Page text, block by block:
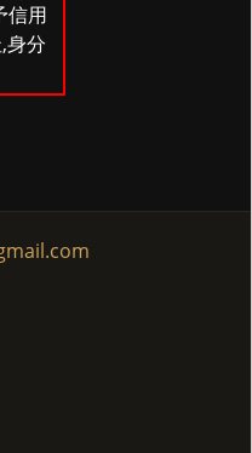
信用
身分